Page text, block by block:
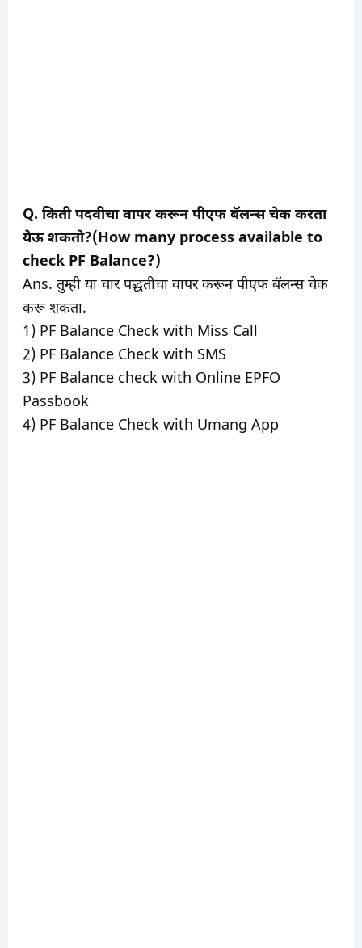
Q. किती पदवीचा वापर करून पीएफ बॅलन्स चेक करता
येऊ शकतो?(How many process available to
check PF Balance?)
Ans. तुम्ही या चार पद्धतीचा वापर करून पीएफ बॅलन्स चेक
करू शकता.
1) PF Balance Check with Miss Call
2) PF Balance Check with SMS
3) PF Balance check with Online EPFO
Passbook
4) PF Balance Check with Umang App